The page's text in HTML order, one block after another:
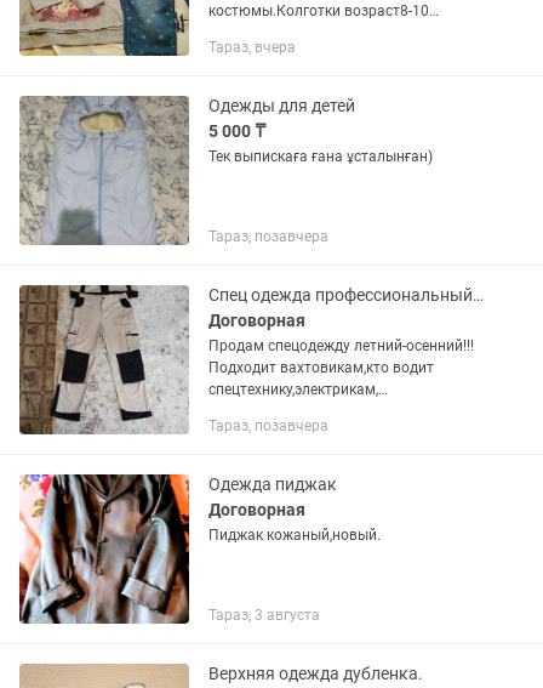
костюмы.Колготки возраст8-10
демисезонная.Жилетки.Большой
наличие уточняйте в .Возраст...
Тараз, вчера
Одежды для детей
5 000 ₸
Тек выпискаға ғана ұсталынған)
Тараз, позавчера
Спец одежда профессиональный!!!
Договорная
Продам спецодежду летний-осенний!!!
Подходит вахтовикам,кто водит
спецтехнику,электрикам,
делает
малярам и тогдали итд!!!подходит...
Тараз, позавчера
Одежда пиджак
Договорная
Пиджак кожаный,новый.
Тараз, 3 августа
Верхняя одежда дубленка.